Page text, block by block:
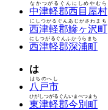
中津軽郡西目屋村
なかつがるぐんにしめやむら
西津軽郡鰺ヶ沢町
にしつがるぐんあじがさわまち
西津軽郡深浦町
にしつがるぐんふかうらまち
は
八戸市
はちのへし
東津軽郡今別町
ひがしつがるぐんいまべつまち